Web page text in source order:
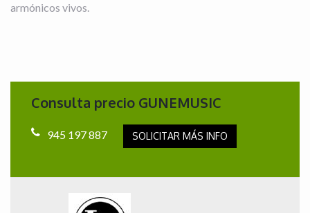
armónicos vivos.
Consulta precio GUNEMUSIC
945 197 887 SOLICITAR MÁS INFO